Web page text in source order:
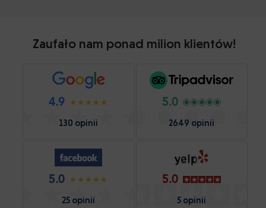
Zaufało nam ponad milion klientów!
4.9
130 opinii
5.0
2649 opinii
5.0
25 opinii
5.0
5 opinii